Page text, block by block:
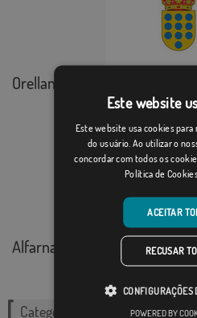
Orellana la Vieja
Alfarnate
Categorias relacionadas:
Este website
Este website usa cookies
do usuário. Ao utilizar o
concordar com todos os
Política de
ACEITAR
RECUSAR
CONFIGURAÇÕES
POWERED BY